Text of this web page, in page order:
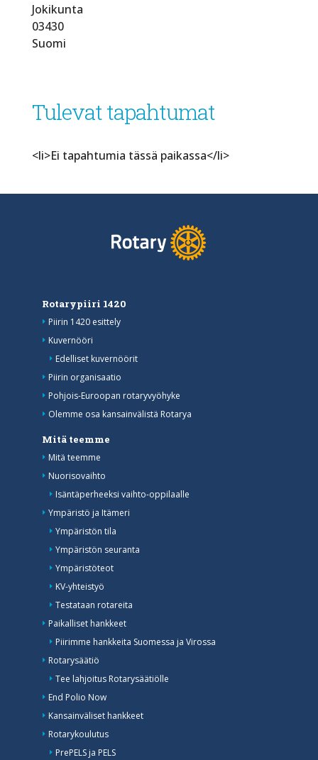
Jokikunta
03430
Suomi
Tulevat tapahtumat
<li>Ei tapahtumia tässä paikassa</li>
Rotarypiiri 1420
Piirin 1420 esittely
Kuvernööri
Edelliset kuvernöörit
Piirin organisaatio
Pohjois-Euroopan rotaryvyöhyke
Olemme osa kansainvälistä Rotarya
Mitä teemme
Mitä teemme
Nuorisovaihto
Isäntäperheeksi vaihto-oppilaalle
Ympäristö ja Itämeri
Ympäristön tila
Ympäristön seuranta
Ympäristöteot
KV-yhteistyö
Testataan rotareita
Paikalliset hankkeet
Piirimme hankkeita Suomessa ja Virossa
Rotarysäätiö
Tee lahjoitus Rotarysäätiölle
End Polio Now
Kansainväliset hankkeet
Rotarykoulutus
PrePELS ja PELS